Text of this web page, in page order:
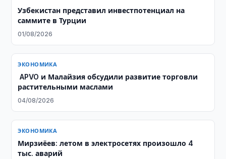
Узбекистан представил инвестпотенциал на
саммите в Турции
01/08/2026
ЭКОНОМИКА
​​​​​​​ APVO и Малайзия обсудили развитие торговли
растительными маслами
04/08/2026
ЭКОНОМИКА
Мирзиёев: летом в электросетях произошло 4
тыс. аварий